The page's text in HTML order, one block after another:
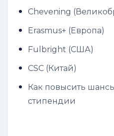
Chevening
Erasmus+ (Европа)
Fulbright (США)
CSC (Китай)
Как повысить
стипендии